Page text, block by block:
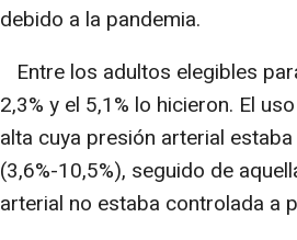
debido a la pandemia.
Entre los adultos elegibles
2,3% y el 5,1% lo hicieron. El
alta cuya presión arterial
(3,6%-10,5%), seguido de
arterial no estaba controlada a